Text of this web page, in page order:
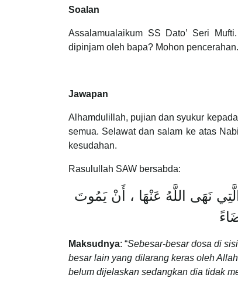
Soalan
Assalamualaikum SS Dato’ Seri
dipinjam oleh bapa? Mohon pencerahan.
Jawapan
Alhamdulillah, pujian dan syukur
semua. Selawat dan salam ke atas
kesudahan.
Rasulullah SAW bersabda:
نَهَى اللَّهُ عَنْهَا ، أَنْ يَمُوتَ
Maksudnya: “Sebesar-besar dosa di
besar lain yang dilarang keras oleh
belum dijelaskan sedangkan dia tidak